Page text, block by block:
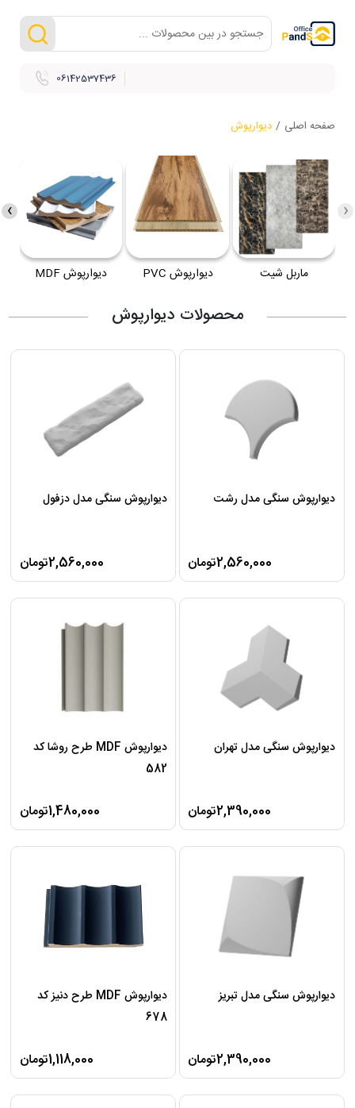
06142537436
صفحه اصلی / دیوارپوش
ماربل شیت دیوارپوش PVC دیوارپوش MDF
‹
›
محصولات دیوارپوش
دیوارپوش سنگی مدل رشت
2,560,000تومان
دیوارپوش سنگی مدل دزفول
2,560,000تومان
دیوارپوش سنگی مدل تهران
2,390,000تومان
دیوارپوش MDF طرح روشا کد
582
1,480,000تومان
دیوارپوش سنگی مدل تبریز
2,390,000تومان
دیوارپوش MDF طرح دنیز کد
678
1,118,000تومان